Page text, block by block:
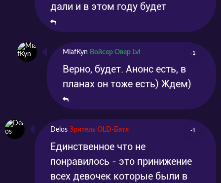
дали и в этом году будет
MiafKyn Войсер Овер Lvl -1
Верно, будет. Анонс есть, в
планах он тоже есть) Ждем)
Delos Зритель OLD-Батя -1
Единственное что не
понравилось - это принижение
всех девочек которые были в